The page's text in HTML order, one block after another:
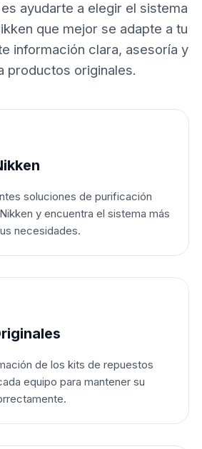
ayudarte a elegir el sistema
que mejor se adapte a tu
información clara, asesoría y
productos originales.
soluciones de purificación
y encuentra el sistema más
necesidades.
de los kits de repuestos
equipo para mantener su